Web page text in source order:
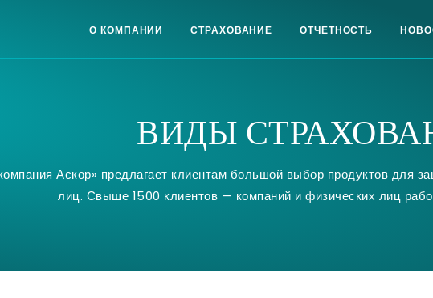
О КОМПАНИИ СТРАХОВАНИЕ ОТЧЕТНОСТЬ
ВИДЫ
Аскор» предлагает клиентам большой выбор продуктов для
лиц. Свыше 1500 клиентов — компаний и физических лиц